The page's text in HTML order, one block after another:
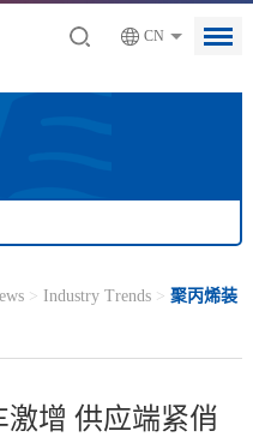
CN
> Industry Trends> 聚丙烯装
增 供应端紧俏